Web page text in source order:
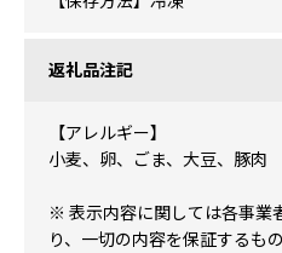
返礼品注記
【アレルギー】
小麦、卵、ごま、大豆、豚肉
※ 表示内容に関しては各事業
り、一切の内容を保証するも